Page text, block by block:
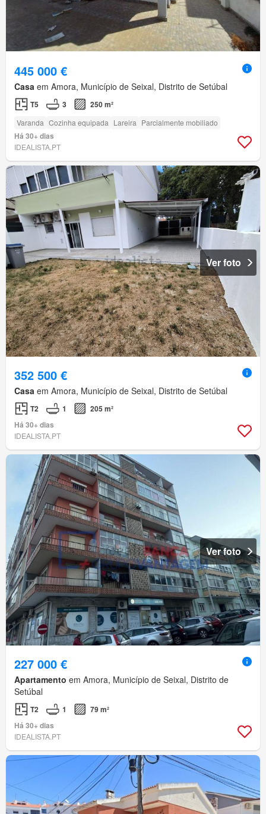
445 000 €
Casa em Amora, Município de Seixal, Distrito de Setúbal
T5 3 250 m²
Varanda Cozinha equipada Lareira Parcialmente mobiliado
Há 30+ dias
IDEALISTA.PT
Ver foto
352 500 €
Casa em Amora, Município de Seixal, Distrito de Setúbal
T2 1
205 m²
Há 30+ dias
IDEALISTA.PT
Ver foto
227 000 €
Apartamento em Amora, Município de Seixal, Distrito de
Setúbal
T2 1
79 m²
Há 30+ dias
IDEALISTA.PT